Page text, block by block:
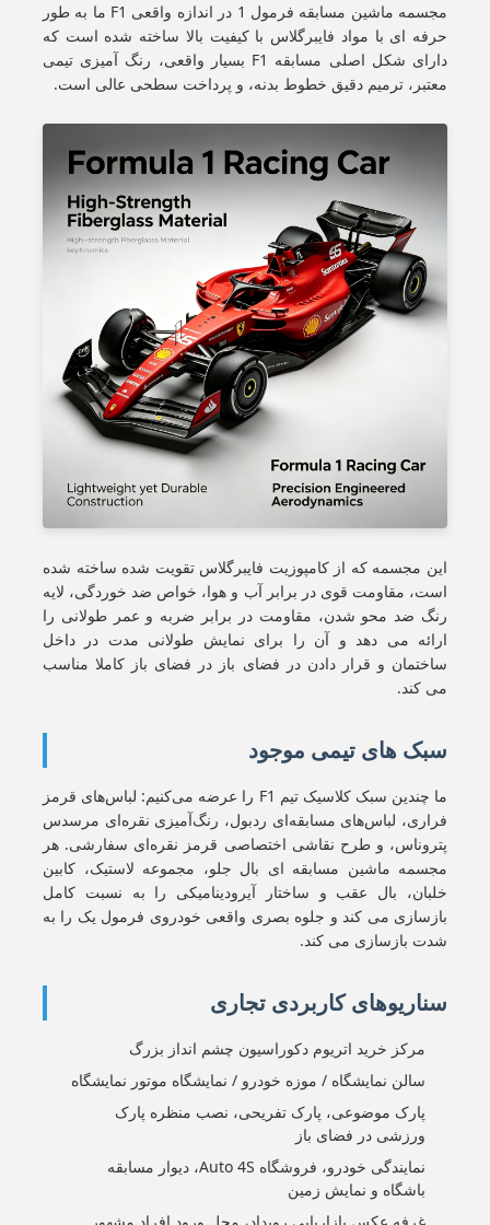
مجسمه ماشین مسابقه فرمول 1 در اندازه واقعی F1 ما به طور
حرفه ای با مواد فایبرگلاس با کیفیت بالا ساخته شده است که
دارای شکل اصلی مسابقه F1 بسیار واقعی، رنگ آمیزی تیمی
معتبر، ترمیم دقیق خطوط بدنه، و پرداخت سطحی عالی است.
این مجسمه که از کامپوزیت فایبرگلاس تقویت شده ساخته شده
است، مقاومت قوی در برابر آب و هوا، خواص ضد خوردگی، لایه
رنگ ضد محو شدن، مقاومت در برابر ضربه و عمر طولانی را
ارائه می دهد و آن را برای نمایش طولانی مدت در داخل
ساختمان و قرار دادن در فضای باز در فضای باز کاملا مناسب
می کند.
سبک های تیمی موجود
ما چندین سبک کلاسیک تیم F1 را عرضه می‌کنیم: لباس‌های قرمز
فراری، لباس‌های مسابقه‌ای ردبول، رنگ‌آمیزی نقره‌ای مرسدس
پتروناس، و طرح نقاشی اختصاصی قرمز نقره‌ای سفارشی. هر
مجسمه ماشین مسابقه ای بال جلو، مجموعه لاستیک، کابین
خلبان، بال عقب و ساختار آیرودینامیکی را به نسبت کامل
بازسازی می کند و جلوه بصری واقعی خودروی فرمول یک را به
شدت بازسازی می کند.
سناریوهای کاربردی تجاری
مرکز خرید اتریوم دکوراسیون چشم انداز بزرگ
سالن نمایشگاه / موزه خودرو / نمایشگاه موتور نمایشگاه
پارک موضوعی، پارک تفریحی، نصب منظره پارک
ورزشی در فضای باز
نمایندگی خودرو، فروشگاه Auto 4S، دیوار مسابقه
باشگاه و نمایش زمین